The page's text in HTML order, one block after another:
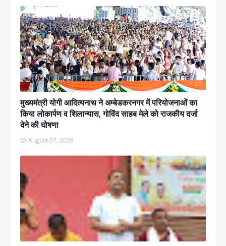
मुख्यमंत्री योगी आदित्यनाथ ने अम्बेडकरनगर में परियोजनाओं का
किया लोकार्पण व शिलान्यास, गोविंद साहब मेले को राजकीय दर्जा
देने की घोषणा
August 07, 2026